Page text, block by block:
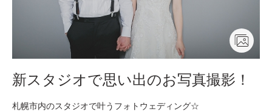
新スタジオで思い出のお写真撮影！
札幌市内のスタジオで叶うフォトウェディング☆